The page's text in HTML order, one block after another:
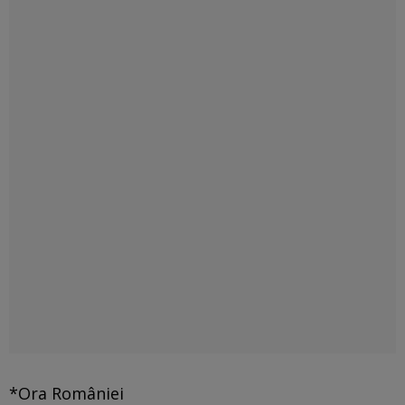
*Ora României